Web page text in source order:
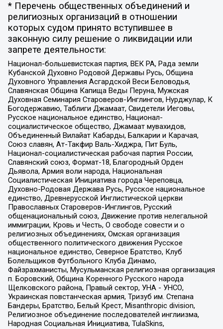
* Перечень общественных объединений и
религиозных организаций в отношении
которых судом принято вступившее в
законную силу решение о ликвидации или
запрете деятельности:
Национал-большевистская партия, ВЕК РА, Рада земли
Кубанской Духовно Родовой Державы Русь, Община
Духовного Управления Асгардской Веси Беловодья,
Славянская Община Капища Веды Перуна, Мужская
Духовная Семинария Староверов-Инглингов, Нурджулар, К
Богодержавию, Таблиги Джамаат, Свидетели Иеговы,
Русское национальное единство, Национал-
социалистическое общество, Джамаат мувахидов,
Объединенный Вилайат Кабарды, Балкарии и Карачая,
Союз славян, Ат-Такфир Валь-Хиджра, Пит Буль,
Национал-социалистическая рабочая партия России,
Славянский союз, Формат-18, Благородный Орден
Дьявола, Армия воли народа, Национальная
Социалистическая Инициатива города Череповца,
Духовно-Родовая Держава Русь, Русское национальное
единство, Древнерусской Инглистической церкви
Православных Староверов-Инглингов, Русский
общенациональный союз, Движение против нелегальной
иммиграции, Кровь и Честь, О свободе совести и о
религиозных объединениях, Омская организация
общественного политического движения Русское
национальное единство, Северное Братство, Клуб
Болельщиков Футбольного Клуба Динамо,
Файзрахманисты, Мусульманская религиозная организация
п. Боровский, Община Коренного Русского народа
Щелковского района, Правый сектор, УНА - УНСО,
Украинская повстанческая армия, Тризуб им. Степана
Бандеры, Братство, Белый Крест, Misanthropic division,
Религиозное объединение последователей инглиизма,
Народная Социальная Инициатива, TulaSkins,